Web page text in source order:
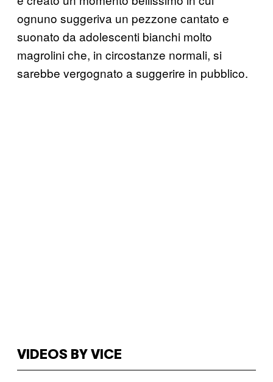
ognuno suggeriva un pezzone cantato e
suonato da adolescenti bianchi molto
magrolini che, in circostanze normali, si
sarebbe vergognato a suggerire in pubblico.
VIDEOS BY VICE